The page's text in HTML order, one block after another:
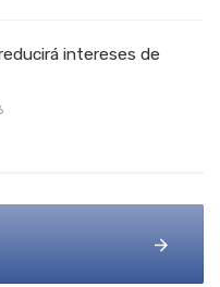
intereses de